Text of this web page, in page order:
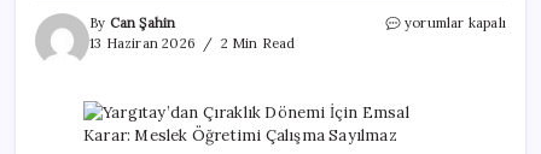
By Can Şahin
13 Haziran 2026
2 Min Read
Yargıtay’dan
Emsal
Karar:
yorumlar kapalı